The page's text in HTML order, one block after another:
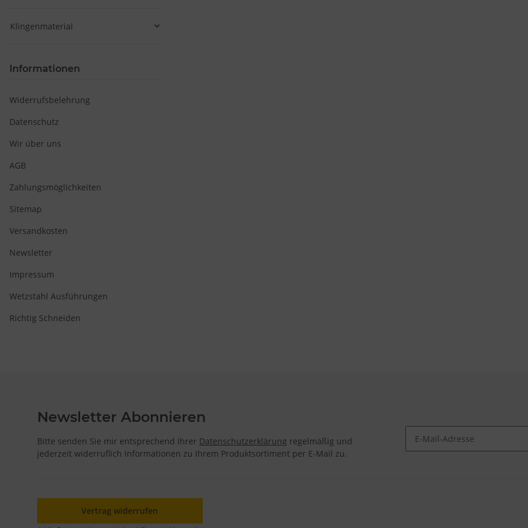
Klingenmaterial
Informationen
Widerrufsbelehrung
Datenschutz
Wir über uns
AGB
Zahlungsmöglichkeiten
Sitemap
Versandkosten
Newsletter
Impressum
Wetzstahl Ausführungen
Richtig Schneiden
Newsletter Abonnieren
Bitte senden Sie mir entsprechend Ihrer Datenschutzerklärung regelmäßig und
jederzeit widerruflich Informationen zu Ihrem Produktsortiment per E-Mail zu.
Vertrag widerrufen